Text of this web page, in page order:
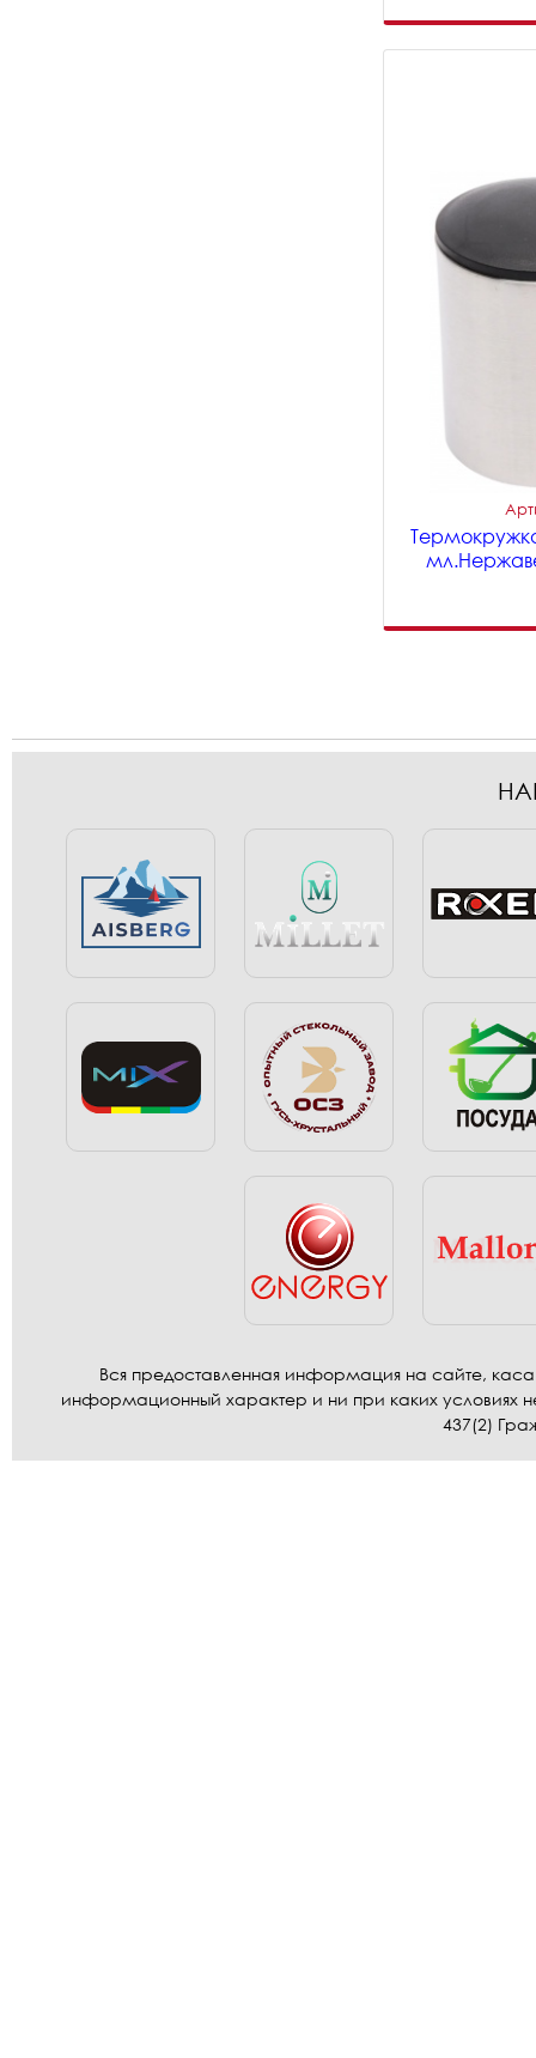
Вся предоставленная информация на сайте,
информационный характер и ни при каких условиях
437(2)